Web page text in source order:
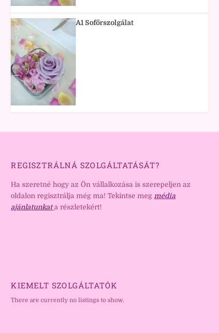
A1 Sofőrszolgálat
REGISZTRÁLNÁ SZOLGÁLTATÁSÁT?
Ha szeretné hogy az Ön vállalkozása is szerepeljen az
oldalon regisztrálja még ma! Tekintse meg média
ajánlatunkat a részletekért!
KIEMELT SZOLGÁLTATÓK
There are currently no listings to show.